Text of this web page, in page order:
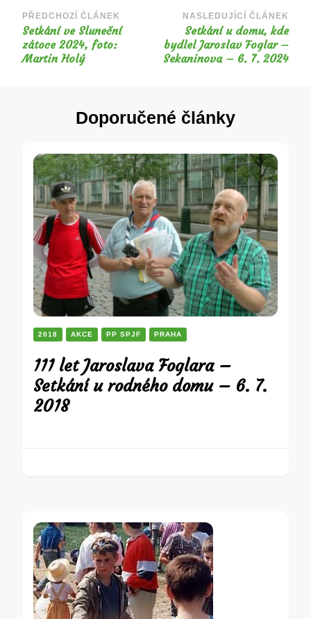
Navigace
příspěvku
PŘEDCHOZÍ ČLÁNEK
Setkání ve Sluneční
zátoce 2024, foto:
Martin Holý
NASLEDUJÍCÍ ČLÁNEK
Setkání u domu, kde
bydlel Jaroslav Foglar –
Sekaninova – 6. 7. 2024
Doporučené články
2018 AKCE PP SPJF PRAHA
111 let Jaroslava Foglara –
Setkání u rodného domu – 6. 7.
2018